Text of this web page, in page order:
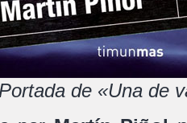
Portada de «Una de